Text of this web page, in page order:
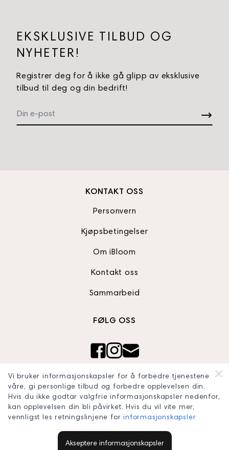
Vi bruker informasjonskapsler for å forbedre tjenestene
våre, gi personlige tilbud og forbedre opplevelsen din.
Hvis du ikke godtar valgfrie informasjonskapsler nedenfor,
kan opplevelsen din bli påvirket. Hvis du vil vite mer,
vennligst les retningslinjene forinformasjonskapsler
Akseptere informasjonskapsler
KONTAKT OSS
Personvern
Kjøpsbetingelser
Om iBloom
Kontakt oss
Sammarbeid
FØLG OSS
Ibloom AS
Org nr: 820990242
blooomconcept@gmail.com
EKSKLUSIVE TILBUD OG
NYHETER!
Registrer deg for å ikke gå glipp av eksklusive
tilbud til deg og din bedrift!